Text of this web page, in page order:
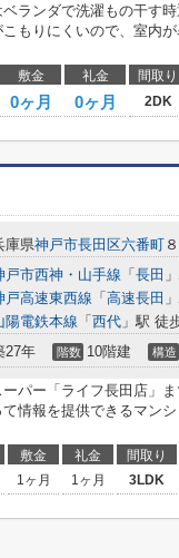
ランダで洗濯もの干す
こもりにくいので、室内
敷金 礼金 間取り
0ヶ月 0ヶ月 2DK
庫県神戸市長田区六番町
戸市西神・山手線 「 長田
戸高速東西線 「 高速長田
陽電鉄本線 「 西代 」駅 徒
27年 階数 10階建 構造
パー「ライフ長田店」
情報を提供できるマン
敷金 礼金 間取り
1ヶ月 1ヶ月 3LDK